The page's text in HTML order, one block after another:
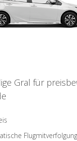
Gral für
Flugmitverfolgung